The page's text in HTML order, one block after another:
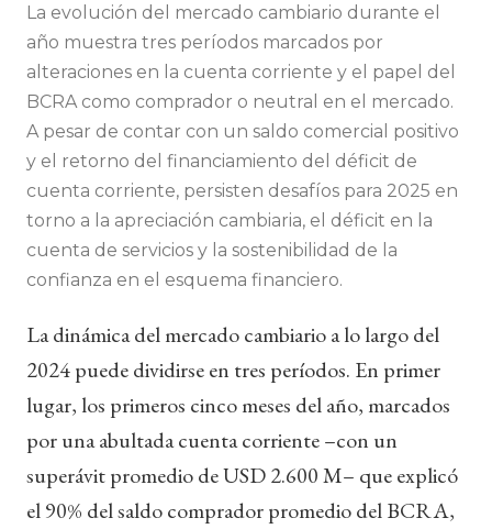
La evolución del mercado cambiario durante el
año muestra tres períodos marcados por
alteraciones en la cuenta corriente y el papel del
BCRA como comprador o neutral en el mercado.
A pesar de contar con un saldo comercial positivo
y el retorno del financiamiento del déficit de
cuenta corriente, persisten desafíos para 2025 en
torno a la apreciación cambiaria, el déficit en la
cuenta de servicios y la sostenibilidad de la
confianza en el esquema financiero.
La dinámica del mercado cambiario a lo largo del
2024 puede dividirse en tres períodos. En primer
lugar, los primeros cinco meses del año, marcados
por una abultada cuenta corriente –con un
superávit promedio de USD 2.600 M– que explicó
el 90% del saldo comprador promedio del BCRA,